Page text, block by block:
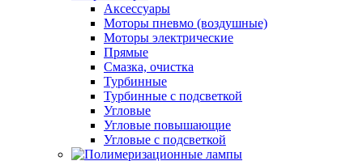
Аксессуары
Моторы пневмо (воздушные)
Моторы электрические
Прямые
Смазка, очистка
Турбинные
Турбинные с подсветкой
Угловые
Угловые повышающие
Угловые с подсветкой